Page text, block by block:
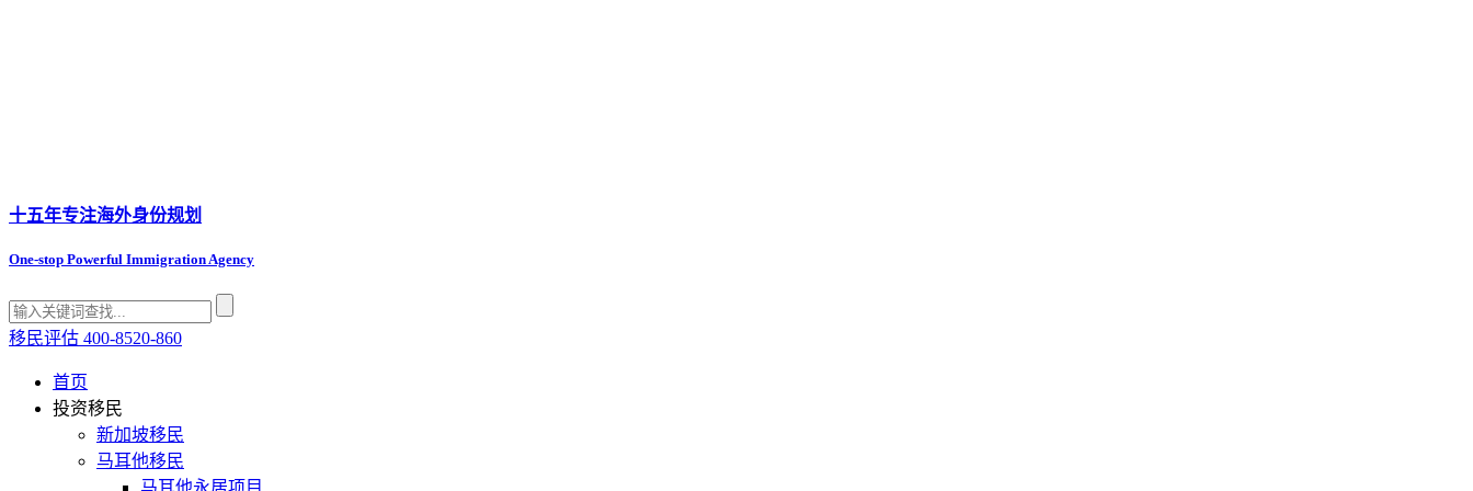
十五年专注海外身份规划
One-stop Powerful Immigration Agency
移民评估 400-8520-860
首页
投资移民
新加坡移民
马耳他移民
马耳他永居项目